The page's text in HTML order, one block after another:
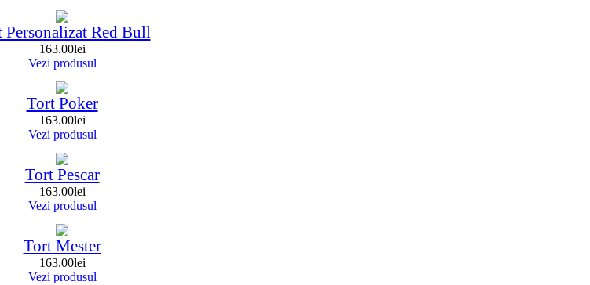
Personalizat Red Bull
163.00lei
Vezi produsul
Tort Poker
163.00lei
Vezi produsul
Tort Pescar
163.00lei
Vezi produsul
Tort Mester
163.00lei
Vezi produsul